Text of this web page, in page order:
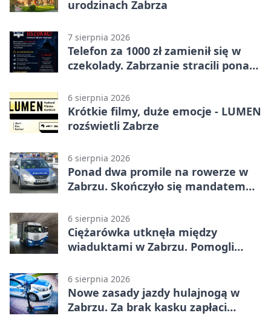
urodzinach Zabrza
7 sierpnia 2026
Telefon za 1000 zł zamienił się w
czekolady. Zabrzanie stracili ponad
6 sierpnia 2026
Krótkie filmy, duże emocje - LUMEN
rozświetli Zabrze
6 sierpnia 2026
Ponad dwa promile na rowerze w
Zabrzu. Skończyło się mandatem
6 sierpnia 2026
Ciężarówka utknęła między
wiaduktami w Zabrzu. Pomogli
6 sierpnia 2026
Nowe zasady jazdy hulajnogą w
Zabrzu. Za brak kasku zapłaci